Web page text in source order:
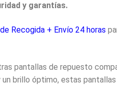
y garantías.
Recogida + Envío 24 horas
pantallas de repuesto
brillo óptimo, estas